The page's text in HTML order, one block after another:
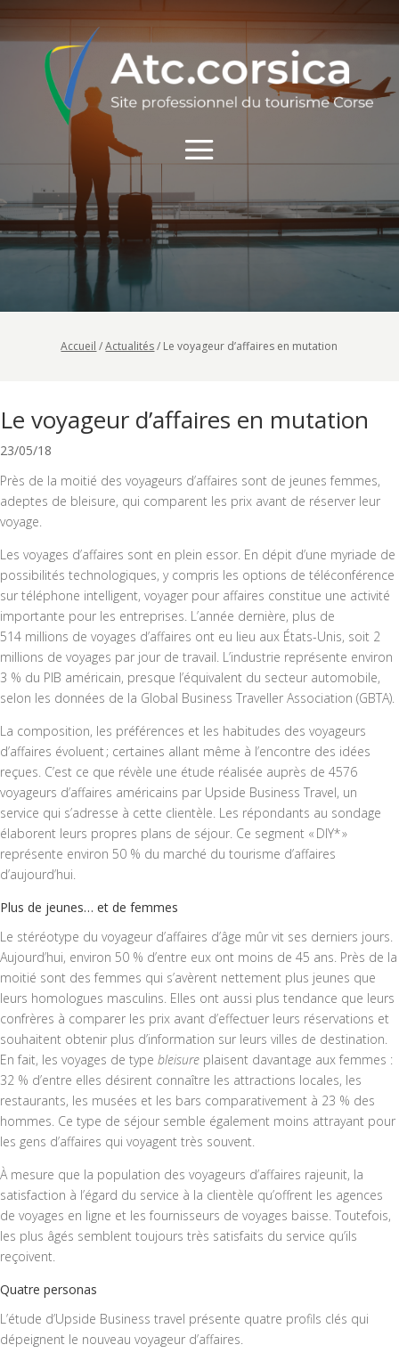
Accueil /Actualités/ Le voyageur d’affaires en mutation
Le voyageur d’affaires en mutation
23/05/18
Près de la moitié des voyageurs d’affaires sont de jeunes femmes,
adeptes de bleisure, qui comparent les prix avant de réserver leur
voyage.
Les voyages d’affaires sont en plein essor. En dépit d’une myriade de
possibilités technologiques, y compris les options de téléconférence
sur téléphone intelligent, voyager pour affaires constitue une activité
importante pour les entreprises. L’année dernière, plus de
514 millions de voyages d’affaires ont eu lieu aux États-Unis, soit 2
millions de voyages par jour de travail. L’industrie représente environ
3 % du PIB américain, presque l’équivalent du secteur automobile,
selon les données de la Global Business Traveller Association (GBTA).
La composition, les préférences et les habitudes des voyageurs
d’affaires évoluent ; certaines allant même à l’encontre des idées
reçues. C’est ce que révèle une étude réalisée auprès de 4576
voyageurs d’affaires américains par Upside Business Travel, un
service qui s’adresse à cette clientèle. Les répondants au sondage
élaborent leurs propres plans de séjour. Ce segment « DIY* »
représente environ 50 % du marché du tourisme d’affaires
d’aujourd’hui.
Plus de jeunes… et de femmes
Le stéréotype du voyageur d’affaires d’âge mûr vit ses derniers jours.
Aujourd’hui, environ 50 % d’entre eux ont moins de 45 ans. Près de la
moitié sont des femmes qui s’avèrent nettement plus jeunes que
leurs homologues masculins. Elles ont aussi plus tendance que leurs
confrères à comparer les prix avant d’effectuer leurs réservations et
souhaitent obtenir plus d’information sur leurs villes de destination.
En fait, les voyages de type bleisure plaisent davantage aux femmes :
32 % d’entre elles désirent connaître les attractions locales, les
restaurants, les musées et les bars comparativement à 23 % des
hommes. Ce type de séjour semble également moins attrayant pour
les gens d’affaires qui voyagent très souvent.
À mesure que la population des voyageurs d’affaires rajeunit, la
satisfaction à l’égard du service à la clientèle qu’offrent les agences
de voyages en ligne et les fournisseurs de voyages baisse. Toutefois,
les plus âgés semblent toujours très satisfaits du service qu’ils
reçoivent.
Quatre personas
L’étude d’Upside Business travel présente quatre profils clés qui
dépeignent le nouveau voyageur d’affaires.